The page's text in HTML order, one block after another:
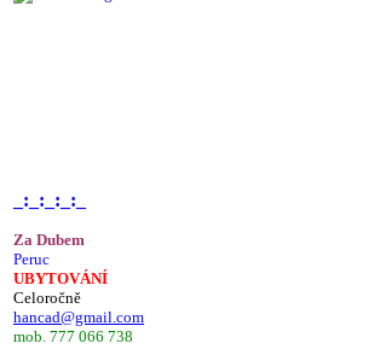
_:_:_:_:_
Za Dubem
Peruc
UBYTOVÁNÍ
Celoročně
hancad@gmail.com
mob. 777 066 738